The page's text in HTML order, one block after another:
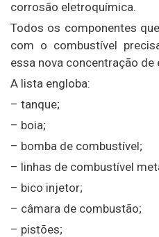
corrosão eletroquímica.
Todos os componentes
com o combustível
essa nova concentração de
A lista engloba:
– tanque;
– boia;
– bomba de combustível;
– linhas de combustível
– bico injetor;
– câmara de combustão;
– pistões;